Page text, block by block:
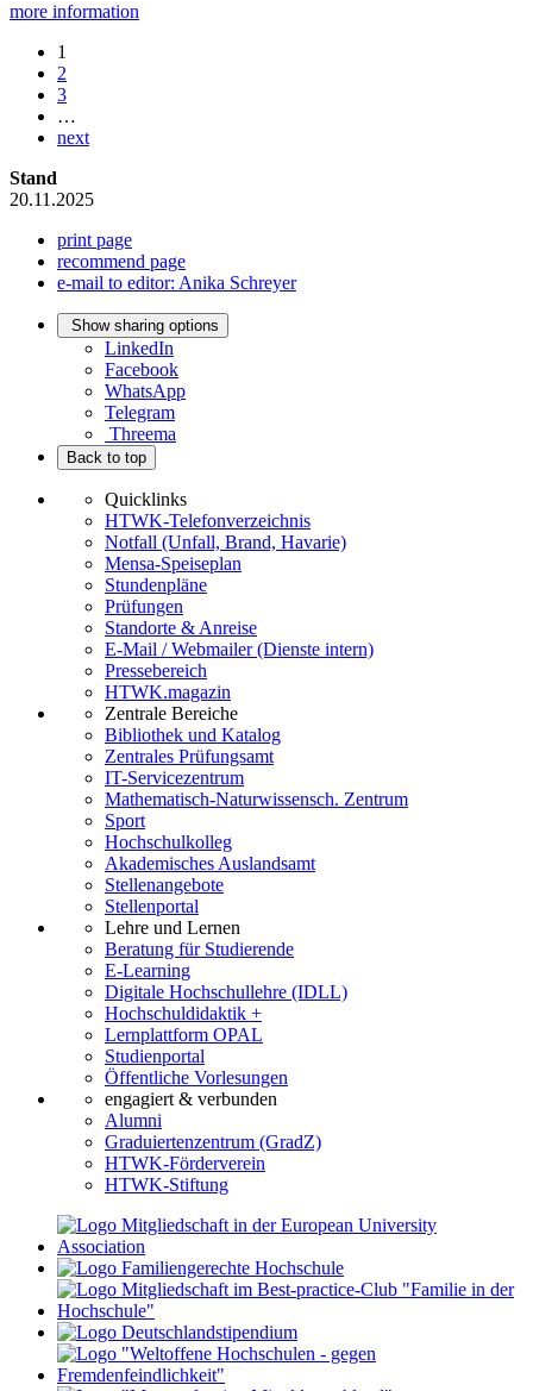
more information
1
2
3
…
next
Stand
20.11.2025
print page
recommend page
e-mail to editor: Anika Schreyer
Show sharing options
LinkedIn
Facebook
WhatsApp
Telegram
Threema
Back to top
Quicklinks
HTWK-Telefonverzeichnis
Notfall (Unfall, Brand, Havarie)
Mensa-Speiseplan
Stundenpläne
Prüfungen
Standorte & Anreise
E-Mail / Webmailer (Dienste intern)
Pressebereich
HTWK.magazin
Zentrale Bereiche
Bibliothek und Katalog
Zentrales Prüfungsamt
IT-Servicezentrum
Mathematisch-Naturwissensch. Zentrum
Sport
Hochschulkolleg
Akademisches Auslandsamt
Stellenangebote
Stellenportal
Lehre und Lernen
Beratung für Studierende
E-Learning
Digitale Hochschullehre (IDLL)
Hochschuldidaktik +
Lernplattform OPAL
Studienportal
Öffentliche Vorlesungen
engagiert & verbunden
Alumni
Graduiertenzentrum (GradZ)
HTWK-Förderverein
HTWK-Stiftung